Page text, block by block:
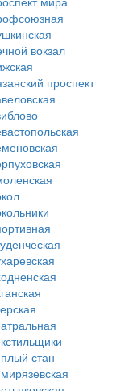
вокзал
проспект
стан